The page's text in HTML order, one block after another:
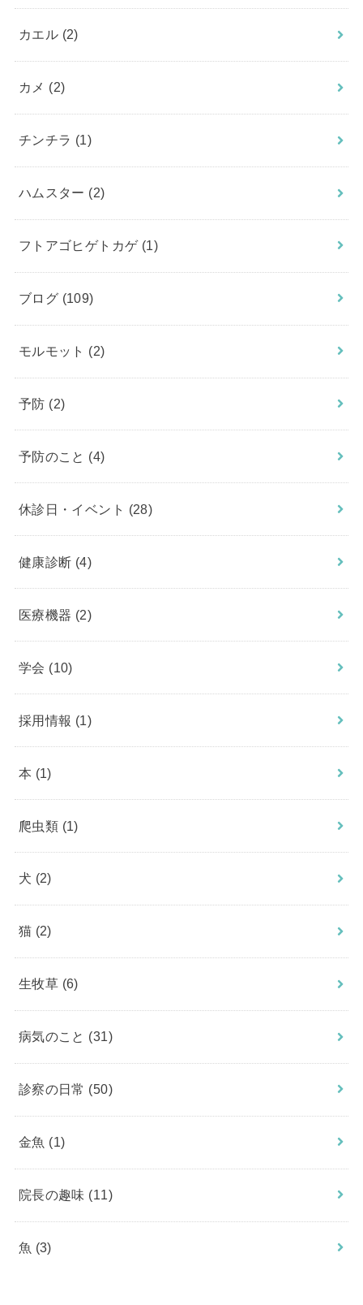
カエル (2)
カメ (2)
チンチラ (1)
ハムスター (2)
フトアゴヒゲトカゲ (1)
ブログ (109)
モルモット (2)
予防 (2)
予防のこと (4)
休診日・イベント (28)
健康診断 (4)
医療機器 (2)
学会 (10)
採用情報 (1)
本 (1)
爬虫類 (1)
犬 (2)
猫 (2)
生牧草 (6)
病気のこと (31)
診察の日常 (50)
金魚 (1)
院長の趣味 (11)
魚 (3)